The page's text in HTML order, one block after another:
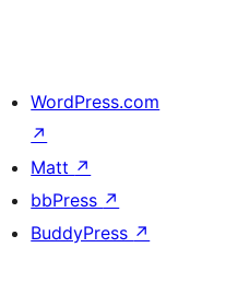
WordPress.com
↗
Matt ↗
bbPress ↗
BuddyPress ↗